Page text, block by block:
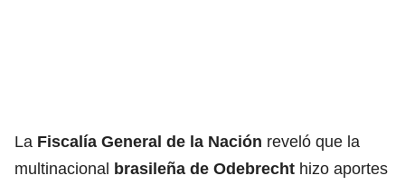
La Fiscalía General de la Nación reveló que la
multinacional brasileña de Odebrecht hizo aportes